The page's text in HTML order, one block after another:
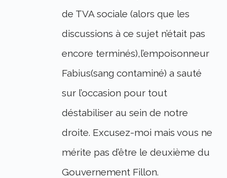
de TVA sociale (alors que les
discussions à ce sujet n’était pas
encore terminés),l’empoisonneur
Fabius(sang contaminé) a sauté
sur l’occasion pour tout
déstabiliser au sein de notre
droite. Excusez-moi mais vous ne
mérite pas d’être le deuxième du
Gouvernement Fillon.